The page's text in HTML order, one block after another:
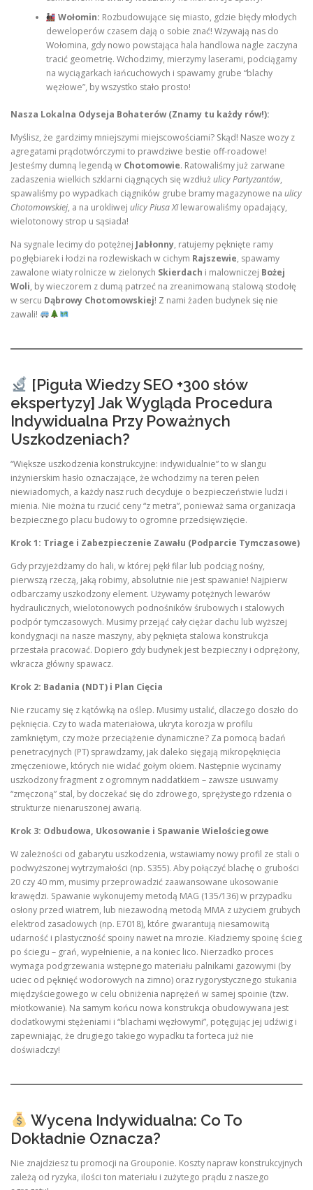
Wołomin: Rozbudowujące się miasto, gdzie błędy młodych
deweloperów czasem dają o sobie znać! Wzywają nas do
Wołomina, gdy nowo powstająca hala handlowa nagle zaczyna
tracić geometrię. Wchodzimy, mierzymy laserami, podciągamy
na wyciągarkach łańcuchowych i spawamy grube “blachy
węzłowe”, by wszystko stało prosto!
Nasza Lokalna Odyseja Bohaterów (Znamy tu każdy rów!):
Myślisz, że gardzimy mniejszymi miejscowościami? Skąd! Nasze wozy z
agregatami prądotwórczymi to prawdziwe bestie off-roadowe!
Jesteśmy dumną legendą w Chotomowie. Ratowaliśmy już zarwane
zadaszenia wielkich szklarni ciągnących się wzdłużulicy Partyzantów,
spawaliśmy po wypadkach ciągników grube bramy magazynowe na ulicy
Chotomowskiej, a na urokliwej ulicy Piusa XIlewarowaliśmy opadający,
wielotonowy strop u sąsiada!
Na sygnale lecimy do potężnej Jabłonny, ratujemy pęknięte ramy
pogłębiarek i łodzi na rozlewiskach w cichym Rajszewie, spawamy
zawalone wiaty rolnicze w zielonych Skierdach i malowniczej Bożej
Woli, by wieczorem z dumą patrzeć na zreanimowaną stalową stodołę
w sercu Dąbrowy Chotomowskiej! Z nami żaden budynek się nie
zawali!
[Piguła Wiedzy SEO +300 słów
ekspertyzy] Jak Wygląda Procedura
Indywidualna Przy Poważnych
Uszkodzeniach?
“Większe uszkodzenia konstrukcyjne: indywidualnie” to w slangu
inżynierskim hasło oznaczające, że wchodzimy na teren pełen
niewiadomych, a każdy nasz ruch decyduje o bezpieczeństwie ludzi i
mienia. Nie można tu rzucić ceny “z metra”, ponieważ sama organizacja
bezpiecznego placu budowy to ogromne przedsięwzięcie.
Krok 1: Triage i Zabezpieczenie Zawału (Podparcie Tymczasowe)
Gdy przyjeżdżamy do hali, w której pękł filar lub podciąg nośny,
pierwszą rzeczą, jaką robimy, absolutnie nie jest spawanie! Najpierw
odbarczamy uszkodzony element. Używamy potężnych lewarów
hydraulicznych, wielotonowych podnośników śrubowych i stalowych
podpór tymczasowych. Musimy przejąć cały ciężar dachu lub wyższej
kondygnacji na nasze maszyny, aby pęknięta stalowa konstrukcja
przestała pracować. Dopiero gdy budynek jest bezpieczny i odprężony,
wkracza główny spawacz.
Krok 2: Badania (NDT) i Plan Cięcia
Nie rzucamy się z kątówką na oślep. Musimy ustalić, dlaczego doszło do
pęknięcia. Czy to wada materiałowa, ukryta korozja w profilu
zamkniętym, czy może przeciążenie dynamiczne? Za pomocą badań
penetracyjnych (PT) sprawdzamy, jak daleko sięgają mikropęknięcia
zmęczeniowe, których nie widać gołym okiem. Następnie wycinamy
uszkodzony fragment z ogromnym naddatkiem – zawsze usuwamy
“zmęczoną” stal, by doczekać się do zdrowego, sprężystego rdzenia o
strukturze nienaruszonej awarią.
Krok 3: Odbudowa, Ukosowanie i Spawanie Wielościegowe
W zależności od gabarytu uszkodzenia, wstawiamy nowy profil ze stali o
podwyższonej wytrzymałości (np. S355). Aby połączyć blachę o grubości
20 czy 40 mm, musimy przeprowadzić zaawansowane ukosowanie
krawędzi. Spawanie wykonujemy metodą MAG (135/136) w przypadku
osłony przed wiatrem, lub niezawodną metodą MMA z użyciem grubych
elektrod zasadowych (np. E7018), które gwarantują niesamowitą
udarność i plastyczność spoiny nawet na mrozie. Kładziemy spoinę ścieg
po ściegu – grań, wypełnienie, a na koniec lico. Nierzadko proces
wymaga podgrzewania wstępnego materiału palnikami gazowymi (by
uciec od pęknięć wodorowych na zimno) oraz rygorystycznego stukania
międzyściegowego w celu obniżenia naprężeń w samej spoinie (tzw.
młotkowanie). Na samym końcu nowa konstrukcja obudowywana jest
dodatkowymi stężeniami i “blachami węzłowymi”, potęgując jej udźwig i
zapewniając, że drugiego takiego wypadku ta forteca już nie
doświadczy!
Wycena Indywidualna: Co To
Dokładnie Oznacza?
Nie znajdziesz tu promocji na Grouponie. Koszty napraw konstrukcyjnych
zależą od ryzyka, ilości ton materiału i zużytego prądu z naszego